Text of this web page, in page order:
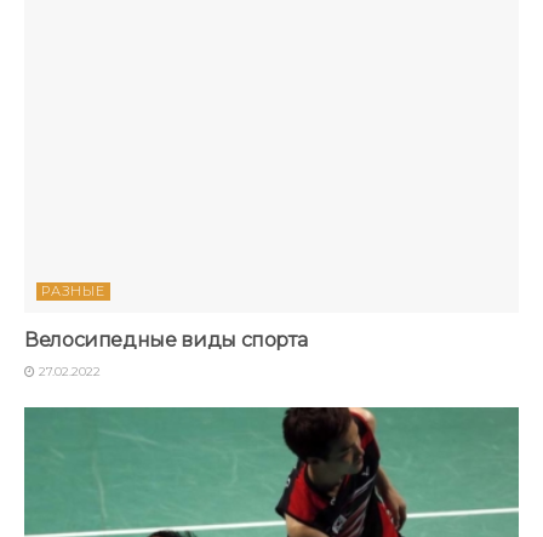
РАЗНЫЕ
Велосипедные виды спорта
27.02.2022